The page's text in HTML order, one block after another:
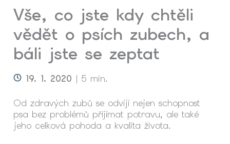
Vše, co jste kdy chtěli
vědět o psích zubech, a
báli jste se zeptat
19. 1. 2020 | 5 min.
Od zdravých zubů se odvíjí nejen schopnost
psa bez problémů přijímat potravu, ale také
jeho celková pohoda a kvalita života.